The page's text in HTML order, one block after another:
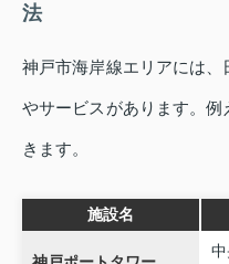
法
神戸市海岸線エリアには
やサービスがあります。
きます。
施設名